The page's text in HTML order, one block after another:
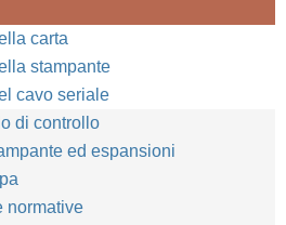
carta
stampante
cavo seriale
di controllo
ed espansioni
normative